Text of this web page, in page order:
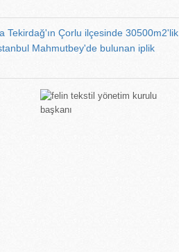
Tekirdağ'ın Çorlu ilçesinde 30500m2'lik
Mahmutbey'de bulunan iplik